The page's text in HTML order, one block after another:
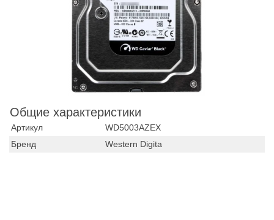
Общие характеристики
Артикул
WD5003AZEX
Бренд
Western Digita